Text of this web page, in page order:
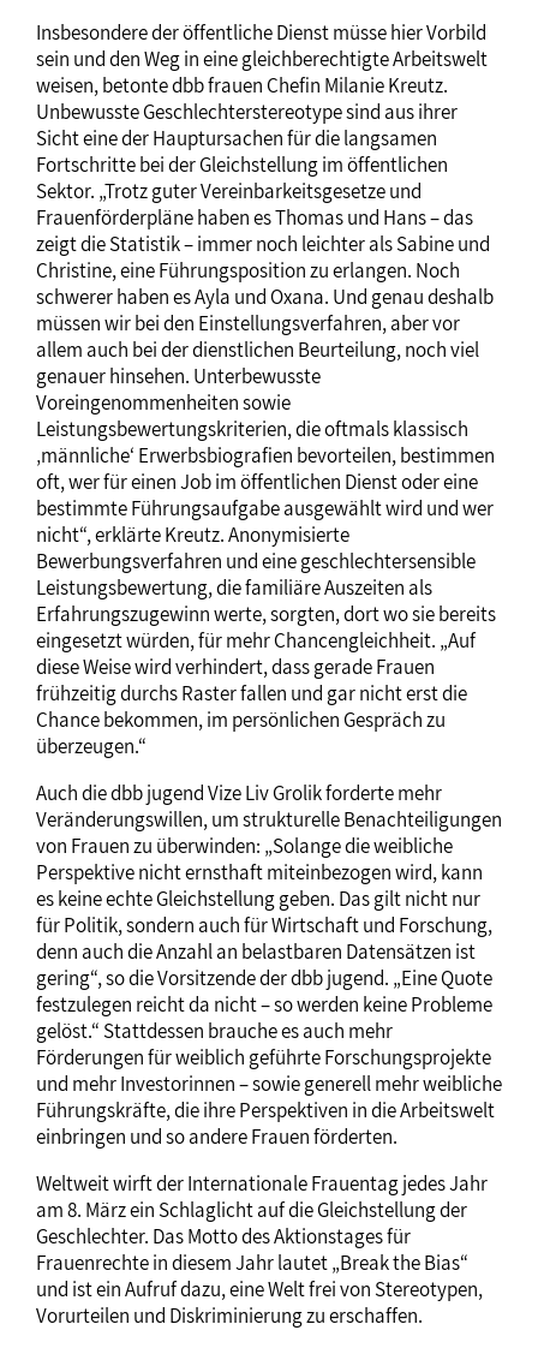
Insbesondere der öffentliche Dienst müsse hier Vorbild
sein und den Weg in eine gleichberechtigte Arbeitswelt
weisen, betonte dbb frauen Chefin Milanie Kreutz.
Unbewusste Geschlechterstereotype sind aus ihrer
Sicht eine der Hauptursachen für die langsamen
Fortschritte bei der Gleichstellung im öffentlichen
Sektor. „Trotz guter Vereinbarkeitsgesetze und
Frauenförderpläne haben es Thomas und Hans – das
zeigt die Statistik – immer noch leichter als Sabine und
Christine, eine Führungsposition zu erlangen. Noch
schwerer haben es Ayla und Oxana. Und genau deshalb
müssen wir bei den Einstellungsverfahren, aber vor
allem auch bei der dienstlichen Beurteilung, noch viel
genauer hinsehen. Unterbewusste
Voreingenommenheiten sowie
Leistungsbewertungskriterien, die oftmals klassisch
‚männliche‘ Erwerbsbiografien bevorteilen, bestimmen
oft, wer für einen Job im öffentlichen Dienst oder eine
bestimmte Führungsaufgabe ausgewählt wird und wer
nicht“, erklärte Kreutz. Anonymisierte
Bewerbungsverfahren und eine geschlechtersensible
Leistungsbewertung, die familiäre Auszeiten als
Erfahrungszugewinn werte, sorgten, dort wo sie bereits
eingesetzt würden, für mehr Chancengleichheit. „Auf
diese Weise wird verhindert, dass gerade Frauen
frühzeitig durchs Raster fallen und gar nicht erst die
Chance bekommen, im persönlichen Gespräch zu
überzeugen.“
Auch die dbb jugend Vize Liv Grolik forderte mehr
Veränderungswillen, um strukturelle Benachteiligungen
von Frauen zu überwinden: „Solange die weibliche
Perspektive nicht ernsthaft miteinbezogen wird, kann
es keine echte Gleichstellung geben. Das gilt nicht nur
für Politik, sondern auch für Wirtschaft und Forschung,
denn auch die Anzahl an belastbaren Datensätzen ist
gering“, so die Vorsitzende der dbb jugend. „Eine Quote
festzulegen reicht da nicht – so werden keine Probleme
gelöst.“ Stattdessen brauche es auch mehr
Förderungen für weiblich geführte Forschungsprojekte
und mehr Investorinnen – sowie generell mehr weibliche
Führungskräfte, die ihre Perspektiven in die Arbeitswelt
einbringen und so andere Frauen förderten.
Weltweit wirft der Internationale Frauentag jedes Jahr
am 8. März ein Schlaglicht auf die Gleichstellung der
Geschlechter. Das Motto des Aktionstages für
Frauenrechte in diesem Jahr lautet „Break the Bias“
und ist ein Aufruf dazu, eine Welt frei von Stereotypen,
Vorurteilen und Diskriminierung zu erschaffen.